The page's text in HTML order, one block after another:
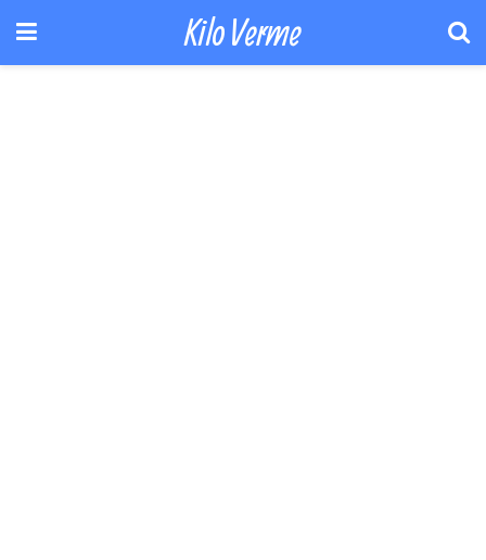
Kilo Verme